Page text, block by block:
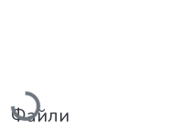
Вантажиться...
Файли